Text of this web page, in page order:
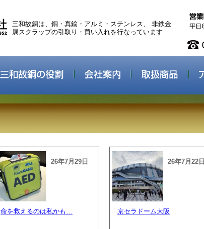
三和故銅は、銅・真鍮・アルミ・ステンレス、 非鉄金
属スクラップの引取り・買い入れを行なっています
26年7月29日
命を救えるのは私かも…
26年7月22日
京セラドーム大阪